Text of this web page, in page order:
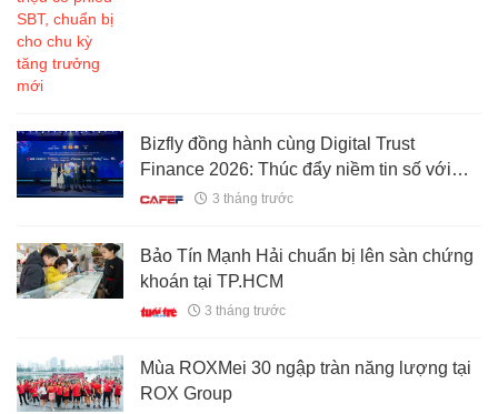
Bizfly đồng hành cùng Digital Trust
Finance 2026: Thúc đẩy niềm tin số với
giải pháp email nội địa BizMail
3 tháng trước
Bảo Tín Mạnh Hải chuẩn bị lên sàn chứng
khoán tại TP.HCM
3 tháng trước
Mùa ROXMei 30 ngập tràn năng lượng tại
ROX Group